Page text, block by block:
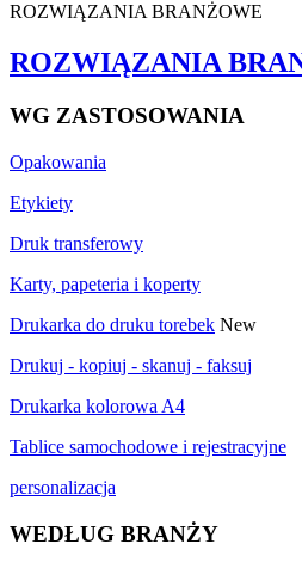
ROZWIĄZANIA BRANŻOWE
ROZWIĄZANIA
WG ZASTOSOWANIA
Opakowania
Etykiety
Druk transferowy
Karty, papeteria i koperty
Drukarka do druku torebek New
Drukuj - kopiuj - skanuj - faksuj
Drukarka kolorowa A4
Tablice samochodowe i rejestracyjne
personalizacja
WEDŁUG BRANŻY